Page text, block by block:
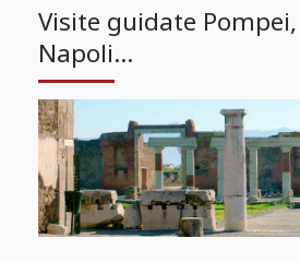
Visite guidate
Napoli...